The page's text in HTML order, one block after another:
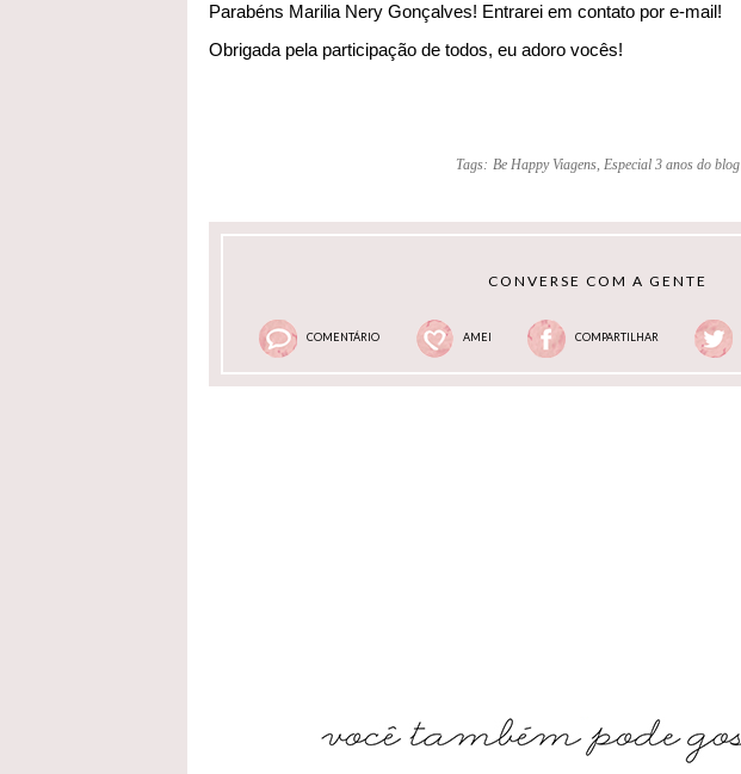
Parabéns Marilia Nery Gonçalves! Entrarei em contato por e-mail!
Obrigada pela participação de todos, eu adoro vocês!
Tags: Be Happy Viagens, Especial 3 anos do blog
CONVERSE COM A GENTE
COMENTÁRIO AMEI COMPARTILHAR